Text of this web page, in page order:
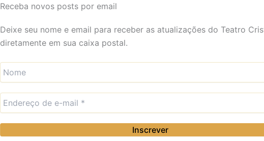
Receba novos posts por email
Deixe seu nome e email para receber as atualizações do Teatro
diretamente em sua caixa postal.